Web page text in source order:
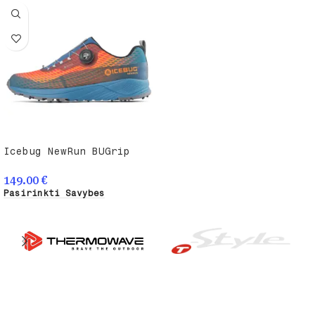
Icebug NewRun BUGrip
dygliais
149.00€
Pasirinkti Savybes